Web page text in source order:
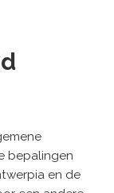
bepalingen
en de